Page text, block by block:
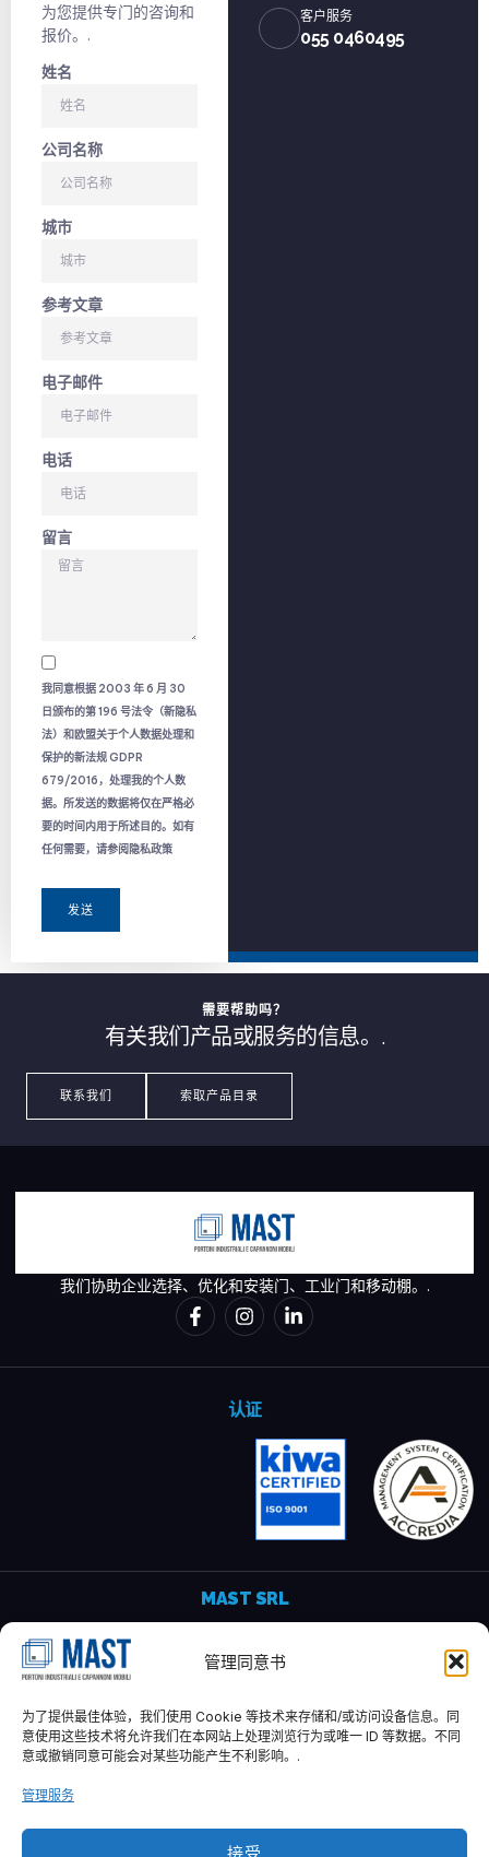
管理同意书
为了提供最佳体验，我们使用 Cookie 等技术来存储和/或访问设备信息。同
意使用这些技术将允许我们在本网站上处理浏览行为或唯一 ID 等数据。不同
意或撤销同意可能会对某些功能产生不利影响。.
管理服务
接受
为您提供专门的咨询和
报价。.
姓名
公司名称
城市
参考文章
电子邮件
电话
留言
我同意根据 2003 年 6 月 30
日颁布的第 196 号法令（新隐私
法）和欧盟关于个人数据处理和
保护的新法规 GDPR
679/2016，处理我的个人数
据。所发送的数据将仅在严格必
要的时间内用于所述目的。如有
任何需要，请参阅隐私政策
发送
客户服务
055 0460495
需要帮助吗？
有关我们产品或服务的信息。.
联系我们 索取产品目录
我们协助企业选择、优化和安装门、工业门和移动棚。.
认证
MAST SRL
卡伦扎诺 - 佛罗伦萨 - 意大利
P.VAT 07161570481
REA-FI: 683894